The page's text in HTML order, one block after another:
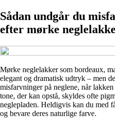
Sådan undgår du
efter mørke
Mørke neglelakker som bordeaux,
elegant og dramatisk udtryk – men
misfarvninger på neglene, når
tone, der kan opstå, skyldes ofte
neglepladen. Heldigvis kan du med
og bevare deres naturlige farve.